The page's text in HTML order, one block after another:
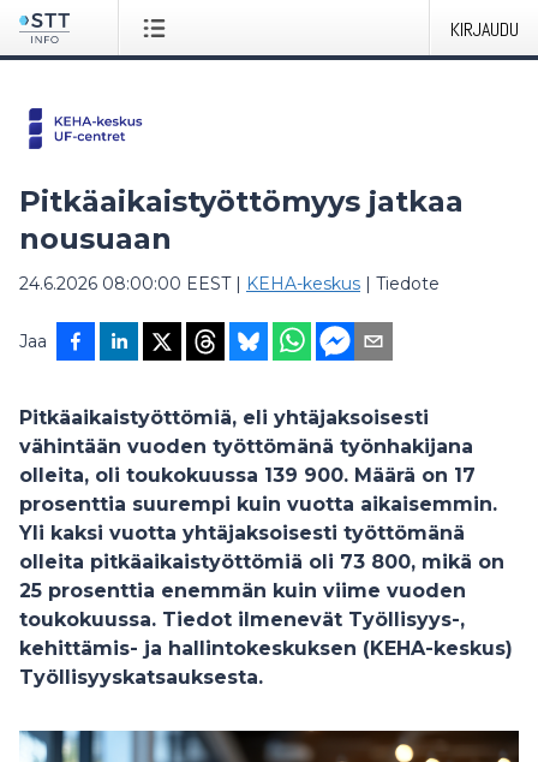
KIRJAUDU
Pitkäaikaistyöttömyys jatkaa
nousuaan
24.6.2026 08:00:00 EEST| KEHA-keskus | Tiedote
Jaa
Pitkäaikaistyöttömiä, eli yhtäjaksoisesti
vähintään vuoden työttömänä työnhakijana
olleita, oli toukokuussa 139 900. Määrä on 17
prosenttia suurempi kuin vuotta aikaisemmin.
Yli kaksi vuotta yhtäjaksoisesti työttömänä
olleita pitkäaikaistyöttömiä oli 73 800, mikä on
25 prosenttia enemmän kuin viime vuoden
toukokuussa. Tiedot ilmenevät Työllisyys-,
kehittämis- ja hallintokeskuksen (KEHA-keskus)
Työllisyyskatsauksesta.